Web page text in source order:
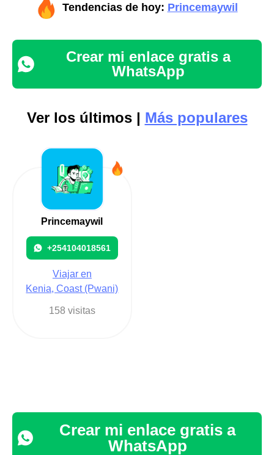
Tendencias de hoy: Princemaywil
Crear mi enlace gratis a
WhatsApp
Ver los últimos | Más populares
Princemaywil
+254104018561
Viajar en
Kenia, Coast (Pwani)
158 visitas
Crear mi enlace gratis a
WhatsApp